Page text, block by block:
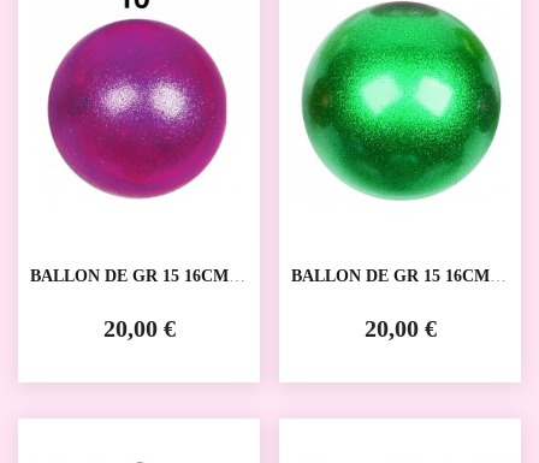
BALLON DE GR 15 16CM
20,00 €
BALLON DE GR 15 16CM
20,00 €